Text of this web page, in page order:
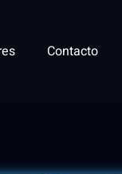
Contacto